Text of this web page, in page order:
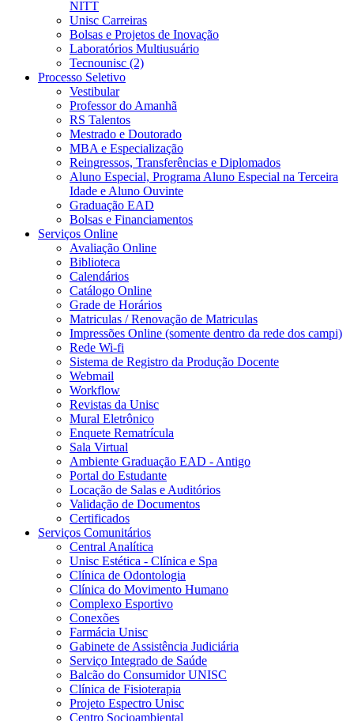
NITT
Unisc Carreiras
Bolsas e Projetos de Inovação
Laboratórios Multiusuário
Tecnounisc (2)
Processo Seletivo
Vestibular
Professor do Amanhã
RS Talentos
Mestrado e Doutorado
MBA e Especialização
Reingressos, Transferências e Diplomados
Aluno Especial, Programa Aluno Especial na Terceira
Idade e Aluno Ouvinte
Graduação EAD
Bolsas e Financiamentos
Serviços Online
Avaliação Online
Biblioteca
Calendários
Catálogo Online
Grade de Horários
Matriculas / Renovação de Matriculas
Impressões Online (somente dentro da rede dos campi)
Rede Wi-fi
Sistema de Registro da Produção Docente
Webmail
Workflow
Revistas da Unisc
Mural Eletrônico
Enquete Rematrícula
Sala Virtual
Ambiente Graduação EAD - Antigo
Portal do Estudante
Locação de Salas e Auditórios
Validação de Documentos
Certificados
Serviços Comunitários
Central Analítica
Unisc Estética - Clínica e Spa
Clínica de Odontologia
Clínica do Movimento Humano
Complexo Esportivo
Conexões
Farmácia Unisc
Gabinete de Assistência Judiciária
Serviço Integrado de Saúde
Balcão do Consumidor UNISC
Clínica de Fisioterapia
Projeto Espectro Unisc
Centro Socioambiental